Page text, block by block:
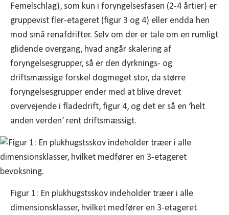
Femelschlag), som kun i foryngelsesfasen (2-4 årtier) er
gruppevist fler-etageret (figur 3 og 4) eller endda hen
mod små renafdrifter. Selv om der er tale om en rumligt
glidende overgang, hvad angår skalering af
foryngelsesgrupper, så er den dyrknings- og
driftsmæssige forskel dogmeget stor, da større
foryngelsesgrupper ender med at blive drevet
overvejende i fladedrift, figur 4, og det er så en ’helt
anden verden’ rent driftsmæssigt.
Figur 1: En plukhugstsskov indeholder træer i alle
dimensionsklasser, hvilket medfører en 3-etageret